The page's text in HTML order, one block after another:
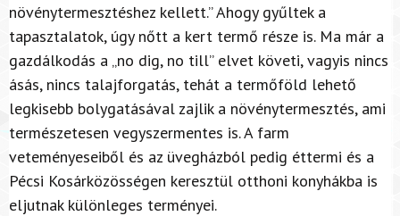
növénytermesztéshez kellett.” Ahogy gyűltek a
tapasztalatok, úgy nőtt a kert termő része is. Ma már a
gazdálkodás a „no dig, no till” elvet követi, vagyis nincs
ásás, nincs talajforgatás, tehát a termőföld lehető
legkisebb bolygatásával zajlik a növénytermesztés, ami
természetesen vegyszermentes is. A farm
veteményeseiből és az üvegházból pedig éttermi és a
Pécsi Kosárközösségen keresztül otthoni konyhákba is
eljutnak különleges terményei.